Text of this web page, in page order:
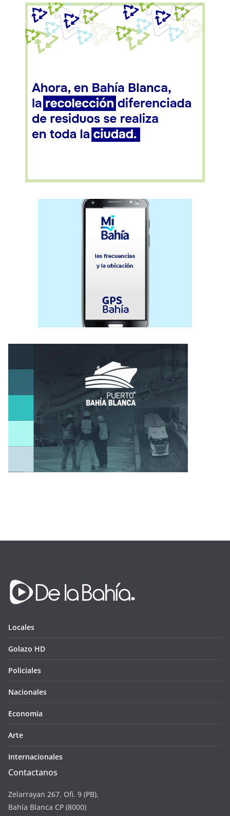
Locales
Golazo HD
Policiales
Nacionales
Economia
Arte
Internacionales
Contactanos
Zelarrayan 267. Ofi. 9 (PB),
Bahía Blanca CP (8000)